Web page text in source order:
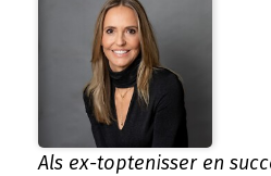
Als ex-toptenisser en